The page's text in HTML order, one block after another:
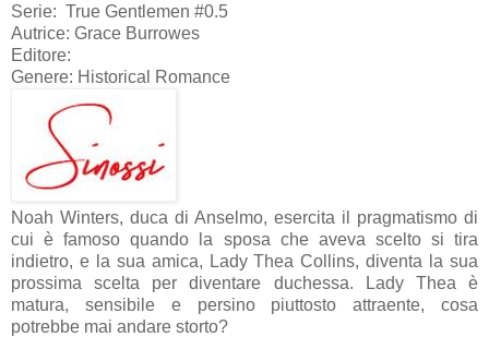
Serie: True Gentlemen #0.5
Autrice: Grace Burrowes
Editore:
Genere: Historical Romance
Noah Winters, duca di Anselmo, esercita il pragmatismo di
cui è famoso quando la sposa che aveva scelto si tira
indietro, e la sua amica, Lady Thea Collins, diventa la sua
prossima scelta per diventare duchessa. Lady Thea è
matura, sensibile e persino piuttosto attraente, cosa
potrebbe mai andare storto?